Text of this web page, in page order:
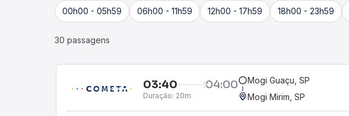
00h00 - 05h59 06h00 - 11h59 12h00 - 17h59 18h00 - 23h59
30 passagens
03:40 04:00
Duração: 20m
Mogi Guaçu, SP
Mogi Mirim, SP